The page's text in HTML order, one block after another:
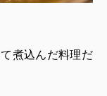
煮込んだ料理だ